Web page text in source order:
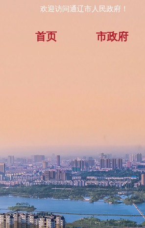
欢迎访问通辽市人民政府！
首页 市政府